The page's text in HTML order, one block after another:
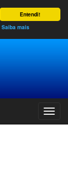
Entendi!
Saiba mais